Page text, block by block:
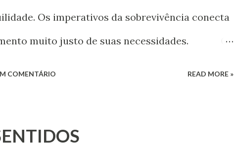
Os imperativos da sobrevivência conecta
muito justo de suas necessidades. O
conflituosas.
COMENTÁRIO READ MORE »